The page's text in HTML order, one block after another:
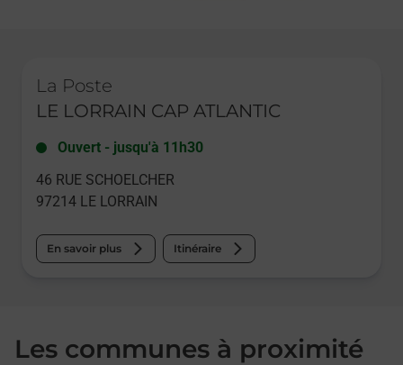
La Poste
LE LORRAIN CAP ATLANTIC
Ouvert - jusqu'à 11h30
46 RUE SCHOELCHER
97214 LE LORRAIN
En savoir plus Itinéraire
Les communes à proximité